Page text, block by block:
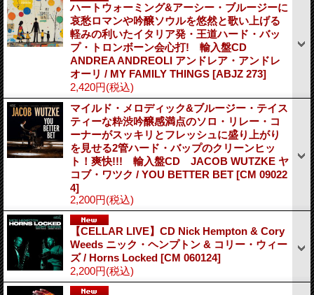
ハートウォーミング&アーシー・ブルージーに
哀愁ロマンや吟醸ソウルを悠然と歌い上げる
軽みの利いたイタリア発・王道ハード・バッ
プ・トロンボーン会心打! 輸入盤CD
ANDREA ANDREOLI アンドレア・アンドレ
オーリ / MY FAMILY THINGS [ABJZ 273]
2,420円(税込)
マイルド・メロディック&ブルージー・テイス
ティーな粋渋吟醸感満点のソロ・リレー・コ
ーナーがスッキリとフレッシュに盛り上がり
を見せる2管ハード・バップのクリーンヒッ
ト！爽快!!! 輸入盤CD JACOB WUTZKE ヤ
コブ・ワツク / YOU BETTER BET [CM 09022
4]
2,200円(税込)
【CELLAR LIVE】CD Nick Hempton & Cory
Weeds ニック・ヘンプトン & コリー・ウィー
ズ / Horns Locked [CM 060124]
2,200円(税込)